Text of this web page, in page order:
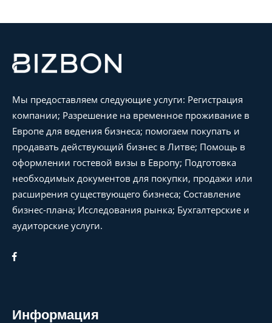
Мы предоставляем следующие услуги: Регистрация
компании; Разрешение на временное проживание в
Европе для ведения бизнеса; помогаем покупать и
продавать действующий бизнес в Литве; Помощь в
оформлении гостевой визы в Европу; Подготовка
необходимых документов для покупки, продажи или
расширения существующего бизнеса; Составление
бизнес-плана; Исследования рынка; Бухгалтерские и
аудиторские услуги.
Информация